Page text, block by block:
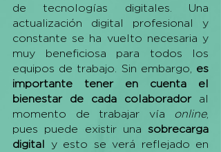
de tecnologías digitales. Una
actualización digital profesional y
constante se ha vuelto necesaria y
muy beneficiosa para todos los
equipos de trabajo. Sin embargo, es
importante tener en cuenta el
bienestar de cada colaborador al
momento de trabajar vía online,
pues puede existir una sobrecarga
digital y esto se verá reflejado en